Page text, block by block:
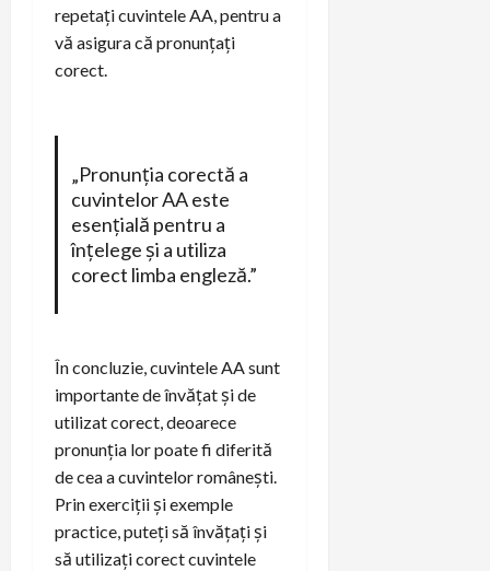
repetați cuvintele AA, pentru a
vă asigura că pronunțați
corect.
„Pronunția corectă a
cuvintelor AA este
esențială pentru a
înțelege și a utiliza
corect limba engleză.”
În concluzie, cuvintele AA sunt
importante de învățat și de
utilizat corect, deoarece
pronunția lor poate fi diferită
de cea a cuvintelor românești.
Prin exerciții și exemple
practice, puteți să învățați și
să utilizați corect cuvintele